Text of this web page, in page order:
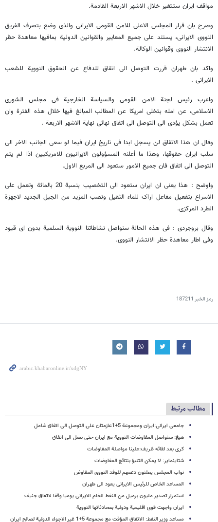
مواقف ایران ستتغیر خلال الاشهر الاربعة القادمة.
وصرح بان قرار المجلس الاعلی للامن القومی الایرانی والذی وضع بتصرف الفریق
النووی الایرانی، یستند علی جمیع المعاییر والقوانین الدولیة بمافیها معاهدة حظر
الانتشار النووی وقوانین الوکالة.
واکد بان طهران قررت التوصل الی اتفاق للدفاع عن الحقوق النوویة للشعب
الایرانی .
واعرب رئیس لجنة الامن القومی والسیاسة الخارجیة فی مجلس الشوری
الاسلامی، عن امله بتخلی امریکا عن المطالب المبالغ فیها خلال هذه الفترة وان
تعمل بشکل یؤدی الی التوصل الی اتفاق نهائی نهایة الاشهر الاربعة .
وقال ان هذا الاتفاق لن یسجل ابدا فی تاریخ ایران فیما لو سعی الجانب الاخر الی
سلب ایران حقوقها، وهذا ما أعلنه المسؤولون الایرانیون للامریکیین اذا لم یتم
التوصل الی اتفاق فان جمیع الامور ستعود الی المربع الاول.
واوضح : هذا یعنی ان ایران ستعود الی التخصیب بنسبة 20 بالمائة وتعمل علی
الاسراع بتفعیل مفاعل اراک للماء الثقیل ونصب المزید من الجیل الجدید لاجهزة
الطرد المرکزی.
وقال بروجردی : فی هذه الحالة سنواصل نشاطاتنا النوویة السلمیة بدون ای قیود
وفی اطار معاهدة حظر الانتشار النووی.
رمز الخبر 187211
مطالب مرتبط
جامعی ایرانی:ایران ومجموعة 5+1عازمتان علی التوصل الی اتفاق شامل
هیغ: سنواصل المفاوضات النوویة مع ایران حتی نصل الی اتفاق
کری بعد لقائه ظریف:علینا مواصلة المفاوضات
شتاینمایر: لا یمکن التنبؤ بنتائج المفاوضات
نواب المجلس یعلنون دعمهم للوفد النووی المفاوض
المساعد الخاص للرئیس الایرانی یعود الی طهران
استمرار تصدیر ملیون برمیل من النفط الخام الایرانی یومیا وفقا لاتفاق جنیف
ایران واجهت قوى اقلیمیة ودولیة بمحادثاتها النوویة
مساعد وزیر النفط: الاتفاق المؤقت مع مجموعة 5+1 غیر الاجواء الدولیة لصالح ایران